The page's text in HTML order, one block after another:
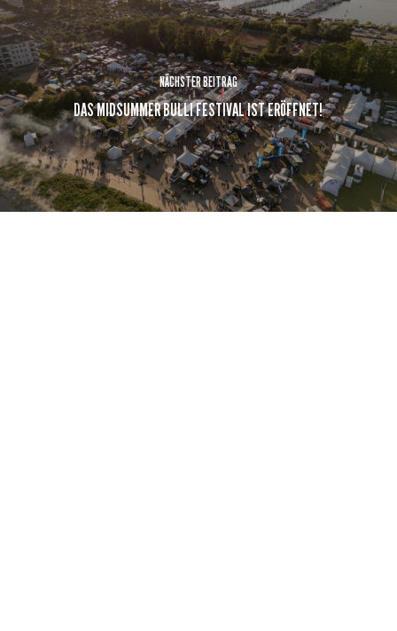
NÄCHSTER BEITRAG
DAS MIDSUMMER BULLI FESTIVAL IST ERÖFFNET!